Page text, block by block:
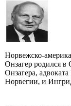
Норвежско-
Онзагер родился в
Онзагера,
Норвегии, и